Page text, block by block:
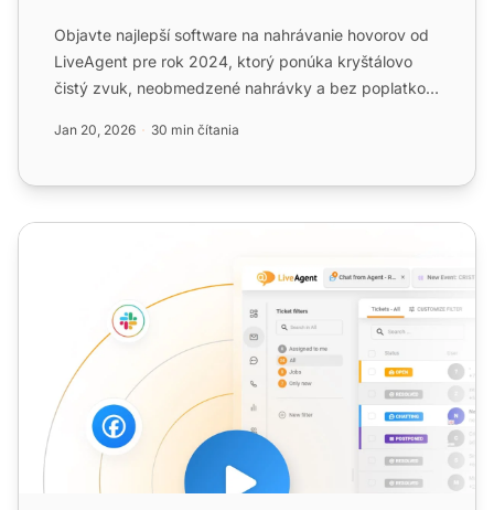
Objavte najlepší software na nahrávanie hovorov od
LiveAgent pre rok 2024, ktorý ponúka kryštálovo
čistý zvuk, neobmedzené nahrávky a bez poplatkov
Jan 20, 2026 30 min čítania
Odchádzajúce hovory